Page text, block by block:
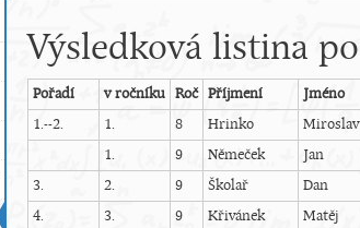
Výsledková listina
Pořadí v ročníku Roč Příjmení Jméno
1.--2.
1. 8 Hrinko Miroslav
1.
9 Němeček Jan
3.
2. 9 Školař Dan
4.
3. 9 Křivánek Matěj